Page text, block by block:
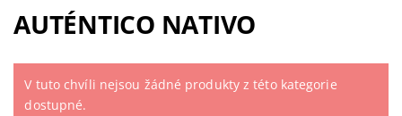
AUTÉNTICO NATIVO
V tuto chvíli nejsou žádné produkty z této kategorie
dostupné.